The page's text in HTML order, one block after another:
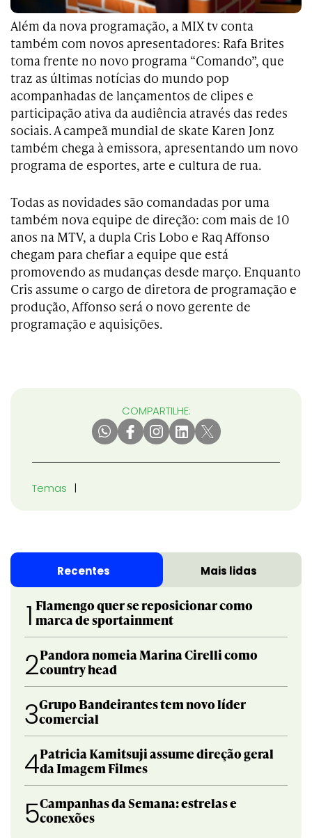
Além da nova programação, a MIX tv conta
também com novos apresentadores: Rafa Brites
toma frente no novo programa “Comando”, que
traz as últimas notícias do mundo pop
acompanhadas de lançamentos de clipes e
participação ativa da audiência através das redes
sociais. A campeã mundial de skate Karen Jonz
também chega à emissora, apresentando um novo
programa de esportes, arte e cultura de rua.
Todas as novidades são comandadas por uma
também nova equipe de direção: com mais de 10
anos na MTV, a dupla Cris Lobo e Raq Affonso
chegam para chefiar a equipe que está
promovendo as mudanças desde março. Enquanto
Cris assume o cargo de diretora de programação e
produção, Affonso será o novo gerente de
programação e aquisições.
COMPARTILHE:
Temas
Recentes Mais lidas
1 Flamengo quer se reposicionar como
marca de sportainment
2Pandora nomeia Marina Cirelli como
country head
3Grupo Bandeirantes tem novo líder
comercial
4Patricia Kamitsuji assume direção geral
da Imagem Filmes
5Campanhas da Semana: estrelas e
conexões